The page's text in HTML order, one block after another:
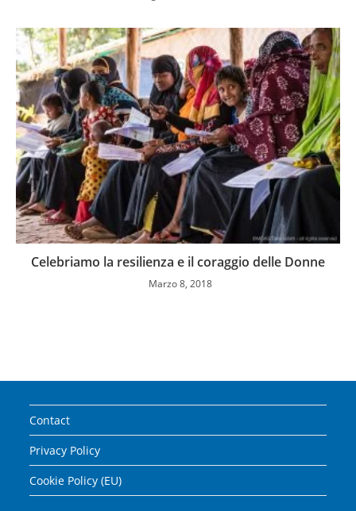
Celebriamo la resilienza e il coraggio delle Donne
Marzo 8, 2018
Contact
Privacy Policy
Cookie Policy (EU)